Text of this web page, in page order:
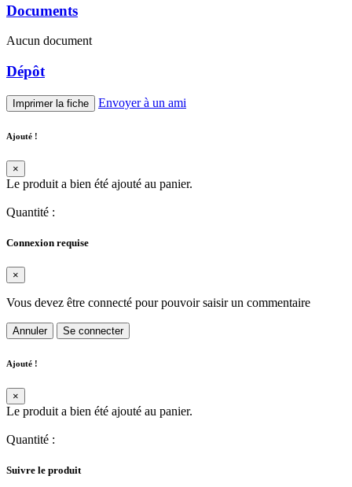
Documents
Aucun document
Dépôt
Imprimer la fiche Envoyer à un ami
Ajouté !
×
Le produit a bien été ajouté au panier.
Quantité :
Connexion requise
×
Vous devez être connecté pour pouvoir saisir un commentaire
Annuler Se connecter
Ajouté !
×
Le produit a bien été ajouté au panier.
Quantité :
Suivre le produit